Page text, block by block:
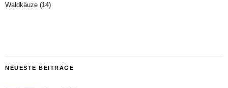
Waldkäuze (14)
NEUESTE BEITRÄGE